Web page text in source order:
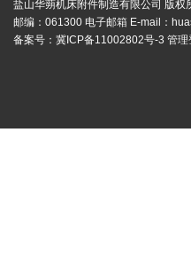
盐山华蒴机床附件制造有限公司 版
邮编：061300 电子邮箱 E-mail：
备案号： 冀ICP备11002802号-3 管理